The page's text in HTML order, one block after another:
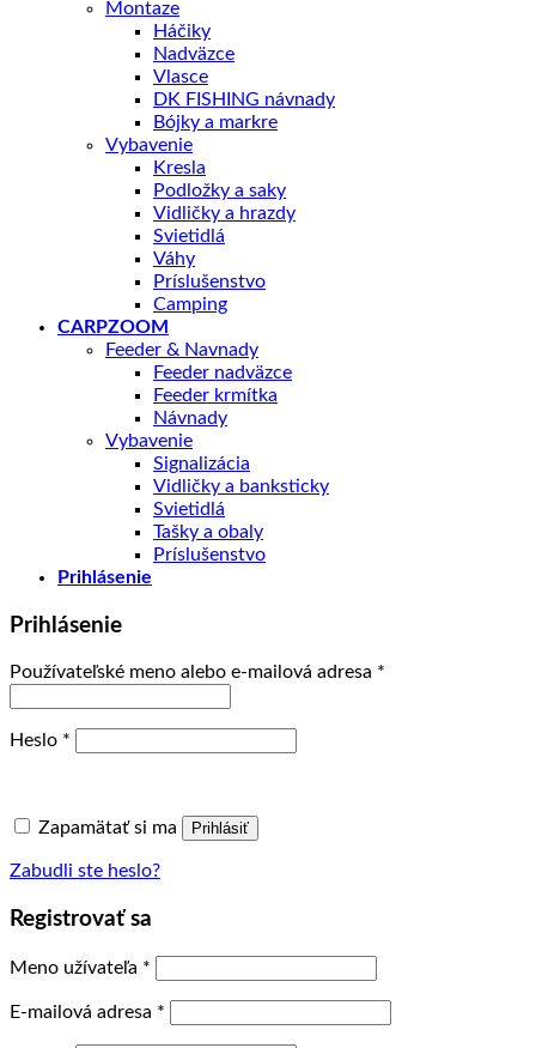
Montaze
Háčiky
Nadväzce
Vlasce
DK FISHING návnady
Bójky a markre
Vybavenie
Kresla
Podložky a saky
Vidličky a hrazdy
Svietidlá
Váhy
Príslušenstvo
Camping
CARPZOOM
Feeder & Navnady
Feeder nadväzce
Feeder krmítka
Návnady
Vybavenie
Signalizácia
Vidličky a banksticky
Svietidlá
Tašky a obaly
Príslušenstvo
Prihlásenie
Prihlásenie
Používateľské meno alebo e-mailová adresa *
Heslo *
Zapamätať si ma Prihlásiť
Zabudli ste heslo?
Registrovať sa
Meno užívateľa *
E-mailová adresa *